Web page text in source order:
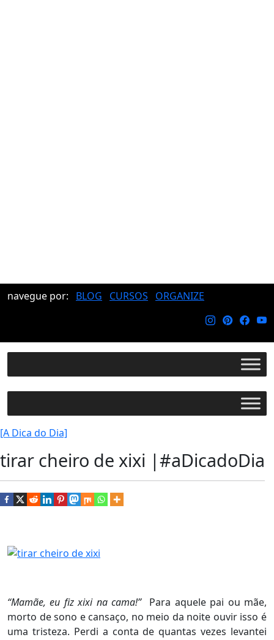
navegue por: BLOG CURSOS ORGANIZE
[A Dica do Dia]
tirar cheiro de xixi |#aDicadoDia
“Mamãe, eu fiz xixi na cama!” Para aquele pai ou mãe,
morto de sono e cansaço, no meio da noite ouvir isso é
uma tristeza. Perdi a conta de quantas vezes levantei